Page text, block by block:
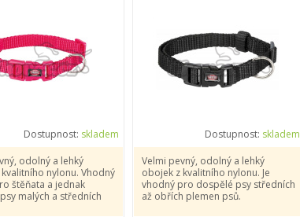
Dostupnost: skladem
odolný a lehký
nylonu. Vhodný
štěňata a jednak
malých a středních
Dostupnost: skladem
Velmi pevný, odolný a lehký
obojek z kvalitního nylonu. Je
vhodný pro dospělé psy středních
až obřích plemen psů.